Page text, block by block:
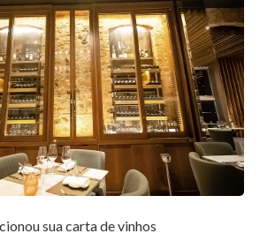
sua carta de vinhos